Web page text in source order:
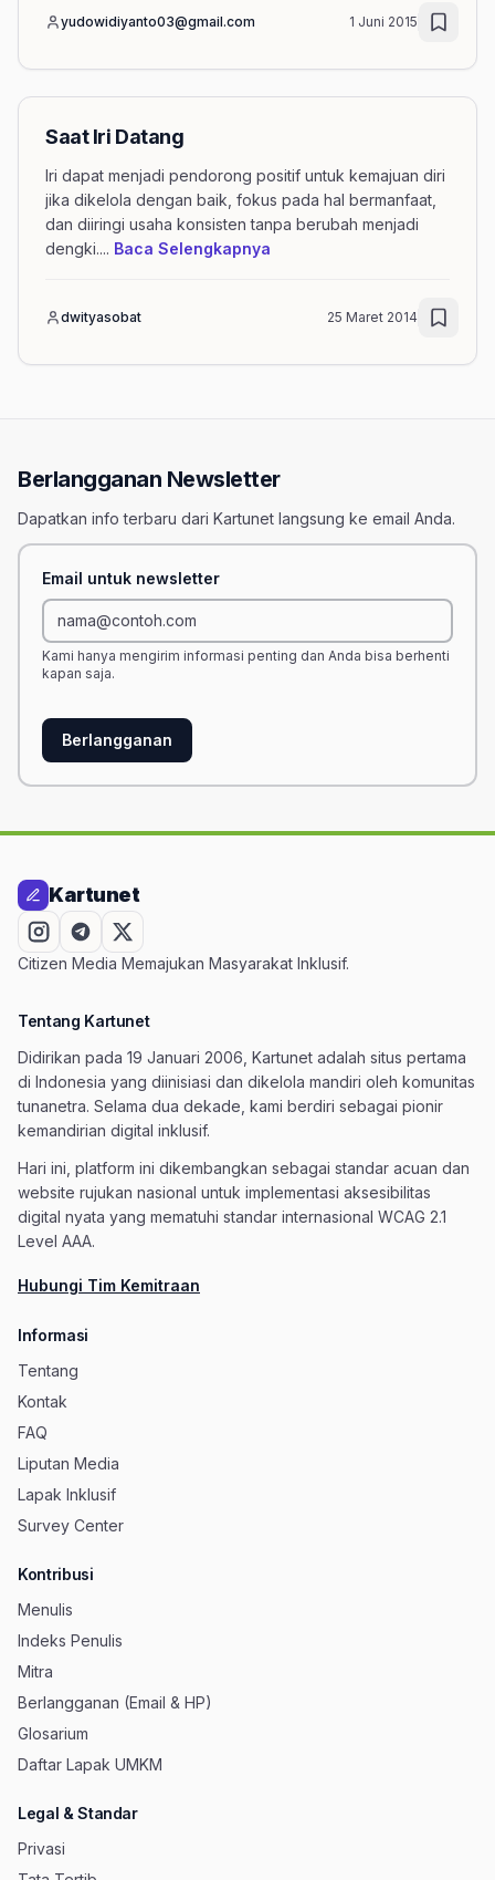
yudowidiyanto03@gmail.com 1 Juni 2015
Saat Iri Datang
Iri dapat menjadi pendorong positif untuk kemajuan diri
jika dikelola dengan baik, fokus pada hal bermanfaat,
dan diiringi usaha konsisten tanpa berubah menjadi
dengki.... Baca Selengkapnya
dwityasobat 25 Maret 2014
Berlangganan Newsletter
Dapatkan info terbaru dari Kartunet langsung ke email Anda.
Email untuk newsletter
Kami hanya mengirim informasi penting dan Anda bisa berhenti
kapan saja.
Berlangganan
Kartunet
Citizen Media Memajukan Masyarakat Inklusif.
Tentang Kartunet
Didirikan pada 19 Januari 2006, Kartunet adalah situs pertama
di Indonesia yang diinisiasi dan dikelola mandiri oleh komunitas
tunanetra. Selama dua dekade, kami berdiri sebagai pionir
kemandirian digital inklusif.
Hari ini, platform ini dikembangkan sebagai standar acuan dan
website rujukan nasional untuk implementasi aksesibilitas
digital nyata yang mematuhi standar internasional WCAG 2.1
Level AAA.
Hubungi Tim Kemitraan
Informasi
Tentang
Kontak
FAQ
Liputan Media
Lapak Inklusif
Survey Center
Kontribusi
Menulis
Indeks Penulis
Mitra
Berlangganan (Email & HP)
Glosarium
Daftar Lapak UMKM
Legal & Standar
Privasi